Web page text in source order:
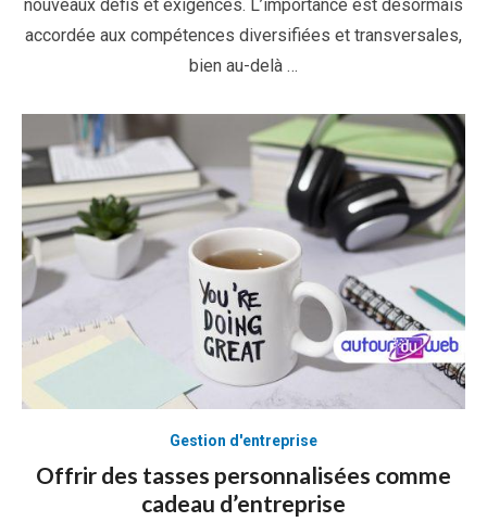
nouveaux défis et exigences. L’importance est désormais
accordée aux compétences diversifiées et transversales,
bien au-delà …
Gestion d'entreprise
Offrir des tasses personnalisées comme
cadeau d’entreprise